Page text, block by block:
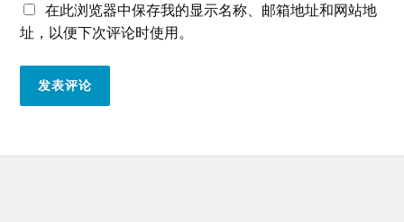
在此浏览器中保存我的显示名称、邮箱地址和网站地
址，以便下次评论时使用。